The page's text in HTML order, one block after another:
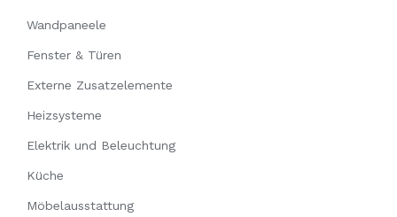
Wandpaneele
Fenster & Türen
Externe Zusatzelemente
Heizsysteme
Elektrik und Beleuchtung
Küche
Möbelausstattung